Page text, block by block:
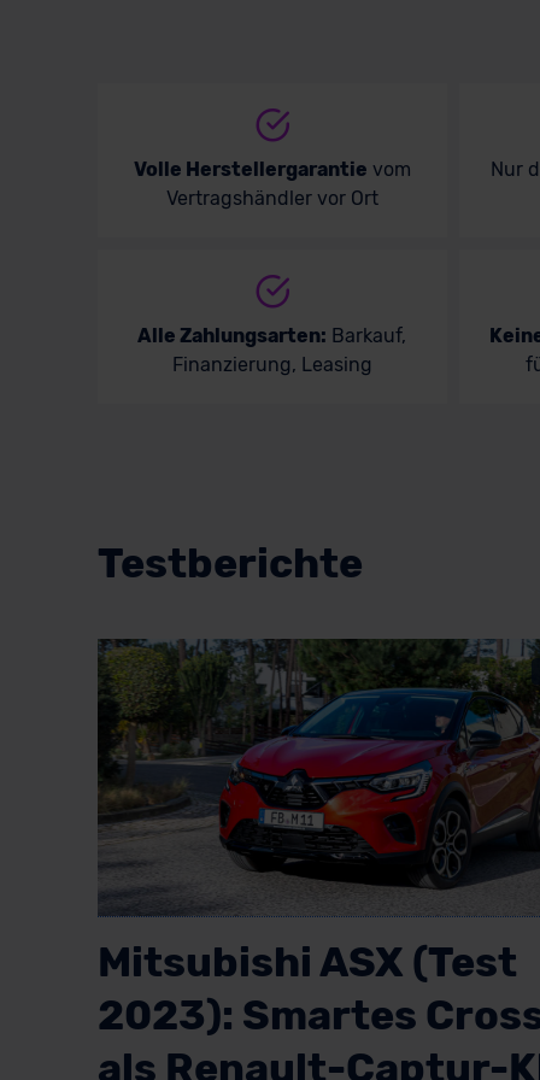
Volle Herstellergarantie vom
Vertragshändler vor Ort
Nur
Alle Zahlungsarten: Barkauf,
Finanzierung, Leasing
Testberichte
Mitsubishi ASX (Test
2023): Smartes
als Renault-Captur-